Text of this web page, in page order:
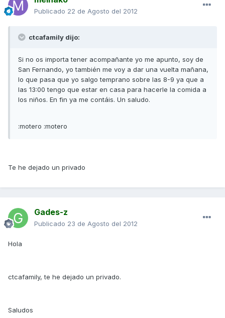
Publicado 22 de Agosto del 2012
ctcafamily dijo:
Si no os importa tener acompañante yo me apunto, soy de
San Fernando, yo también me voy a dar una vuelta mañana,
lo que pasa que yo salgo temprano sobre las 8-9 ya que a
las 13:00 tengo que estar en casa para hacerle la comida a
los niños. En fin ya me contáis. Un saludo.
:motero :motero
Te he dejado un privado
Gades-z
Publicado 23 de Agosto del 2012
Hola
ctcafamily, te he dejado un privado.
Saludos